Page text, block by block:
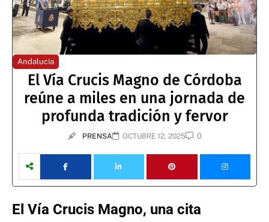
Andalucía
El Vía Crucis Magno de Córdoba
reúne a miles en una jornada de
profunda tradición y fervor
PRENSA OCTUBRE 12, 2025 0
El Vía Crucis Magno, una cita